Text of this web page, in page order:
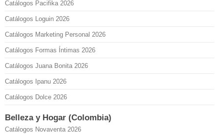
Catálogos Pacifika 2026
Catálogos Loguin 2026
Catálogos Marketing Personal 2026
Catálogos Formas Íntimas 2026
Catálogos Juana Bonita 2026
Catálogos Ipanu 2026
Catálogos Dolce 2026
Belleza y Hogar (Colombia)
Catálogos Novaventa 2026